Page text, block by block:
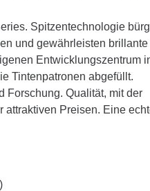
Spitzentechnologie
und gewährleisten brillante
Entwicklungszentrum
Tintenpatronen abgefüllt.
Forschung. Qualität, mit der
attraktiven Preisen. Eine